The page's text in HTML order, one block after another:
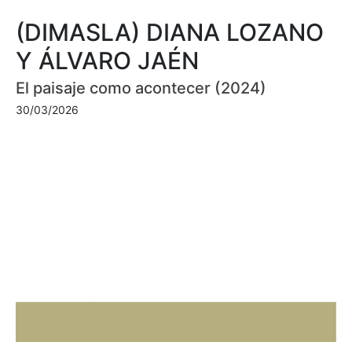
(DIMASLA) DIANA LOZANO
Y ÁLVARO JAÉN
El paisaje como acontecer (2024)
30/03/2026